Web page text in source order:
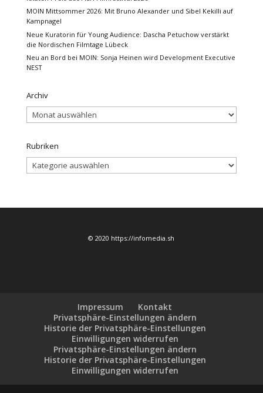
MOIN Mittsommer 2026: Mit Bruno Alexander und Sibel Kekilli auf
Kampnagel
Neue Kuratorin für Young Audience: Dascha Petuchow verstärkt
die Nordischen Filmtage Lübeck
Neu an Bord bei MOIN: Sonja Heinen wird Development Executive
NEST
Archiv
Archiv
Rubriken
Rubriken
© 2020 https://infomedia.sh
Impressum
Kontakt
Privatsphäre-Einstellungen ändern
Historie der Privatsphäre-Einstellungen
Einwilligungen widerrufen
Privatsphäre-Einstellungen ändern
Historie der Privatsphäre-Einstellungen
Einwilligungen widerrufen